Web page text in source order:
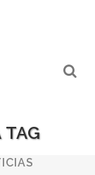
TAG